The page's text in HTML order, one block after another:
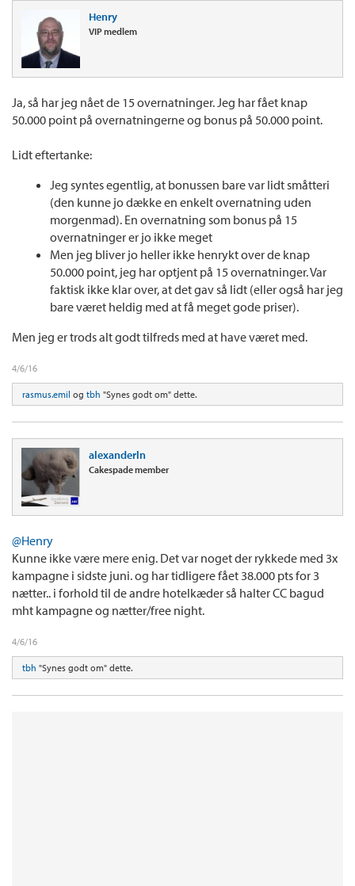
Henry
VIP medlem
Ja, så har jeg nået de 15 overnatninger. Jeg har fået knap
50.000 point på overnatningerne og bonus på 50.000 point.
Lidt eftertanke:
Jeg syntes egentlig, at bonussen bare var lidt småtteri
(den kunne jo dække en enkelt overnatning uden
morgenmad). En overnatning som bonus på 15
overnatninger er jo ikke meget
Men jeg bliver jo heller ikke henrykt over de knap
50.000 point, jeg har optjent på 15 overnatninger. Var
faktisk ikke klar over, at det gav så lidt (eller også har jeg
bare været heldig med at få meget gode priser).
Men jeg er trods alt godt tilfreds med at have været med.
4/6/16
rasmus.emil og tbh "Synes godt om" dette.
alexanderln
Cakespade member
@Henry
Kunne ikke være mere enig. Det var noget der rykkede med 3x
kampagne i sidste juni. og har tidligere fået 38.000 pts for 3
nætter.. i forhold til de andre hotelkæder så halter CC bagud
mht kampagne og nætter/free night.
4/6/16
tbh "Synes godt om" dette.